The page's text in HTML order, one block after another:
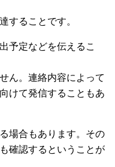
することです。
予定などを伝えるこ
ん。連絡内容によって
けて発信することもあ
場合もあります。その
確認するということが